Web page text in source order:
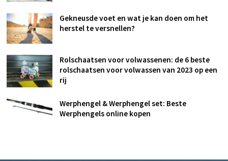
Gekneusde voet en wat je kan doen om het
herstel te versnellen?
Rolschaatsen voor volwassenen: de 6 beste
rolschaatsen voor volwassen van 2023 op een
rij
Werphengel & Werphengel set: Beste
Werphengels online kopen